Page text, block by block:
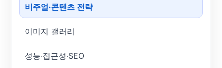
비주얼·콘텐츠 전략
이미지 갤러리
성능·접근성·SEO